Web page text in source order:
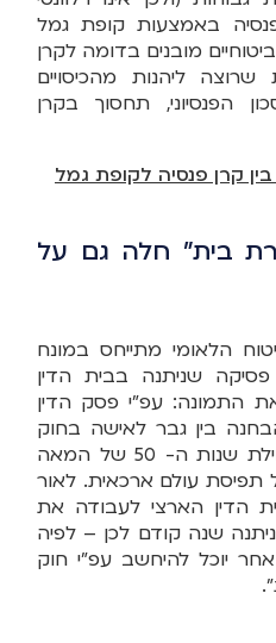
באמצעות קופת גמל
ביטוחיים מובנים בדומה לקרן
ליהנות מהכיסויים
הפנסיוני, תחסוך בקרן
קרן פנסיה לקופת גמל
בית" חלה גם על
הלאומי מתייחס במונח
שניתנה בבית הדין
התמונה: עפ"י פסק הדין
בין גבר לאישה בחוק
ביטוח הלאומי נוצרה בתחילת שנות ה- 50 של המאה
עולם ארכאית. לאור
אישר בית הדין הארצי לעבודה את
שנה קודם לכן – לפיה
יוכל להיחשב עפ"י חוק